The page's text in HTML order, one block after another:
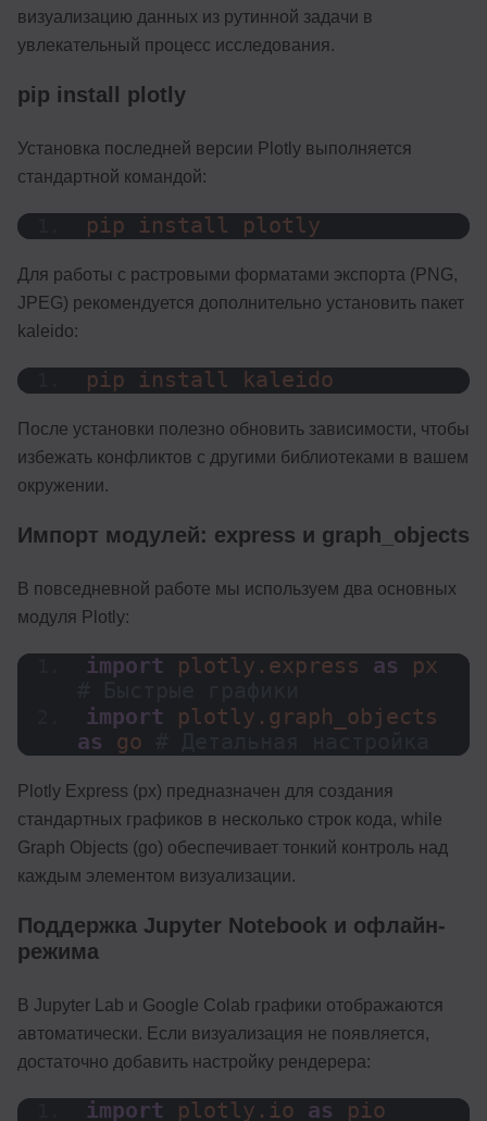
визуализацию данных из рутинной задачи в
увлекательный процесс исследования.
pip install plotly
Установка последней версии Plotly выполняется
стандартной командой:
pip install plotly
Для работы с растровыми форматами экспорта (PNG,
JPEG) рекомендуется дополнительно установить пакет
kaleido:
pip install kaleido
После установки полезно обновить зависимости, чтобы
избежать конфликтов с другими библиотеками в вашем
окружении.
Импорт модулей: express и graph_objects
В повседневной работе мы используем два основных
модуля Plotly:
import plotly.express as
import
as go
Plotly Express (px) предназначен для создания
стандартных графиков в несколько строк кода, while
Graph Objects (go) обеспечивает тонкий контроль над
каждым элементом визуализации.
Поддержка Jupyter Notebook и офлайн-
режима
В Jupyter Lab и Google Colab графики отображаются
автоматически. Если визуализация не появляется,
достаточно добавить настройку рендерера:
import plotly.io as pio